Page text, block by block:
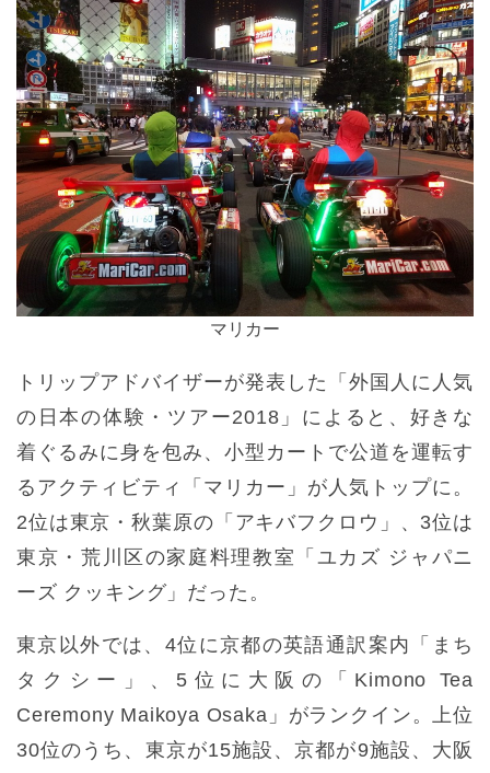
マリカー
トリップアドバイザーが発表した「外国人に人気
の日本の体験・ツアー2018」によると、好きな
着ぐるみに身を包み、小型カートで公道を運転す
るアクティビティ「マリカー」が人気トップに。
2位は東京・秋葉原の「アキバフクロウ」、3位は
東京・荒川区の家庭料理教室「ユカズ ジャパニ
ーズ クッキング」だった。
東京以外では、4位に京都の英語通訳案内「まち
タクシー」、5位に大阪の「Kimono Tea
Ceremony Maikoya Osaka」がランクイン。上位
30位のうち、東京が15施設、京都が9施設、大阪